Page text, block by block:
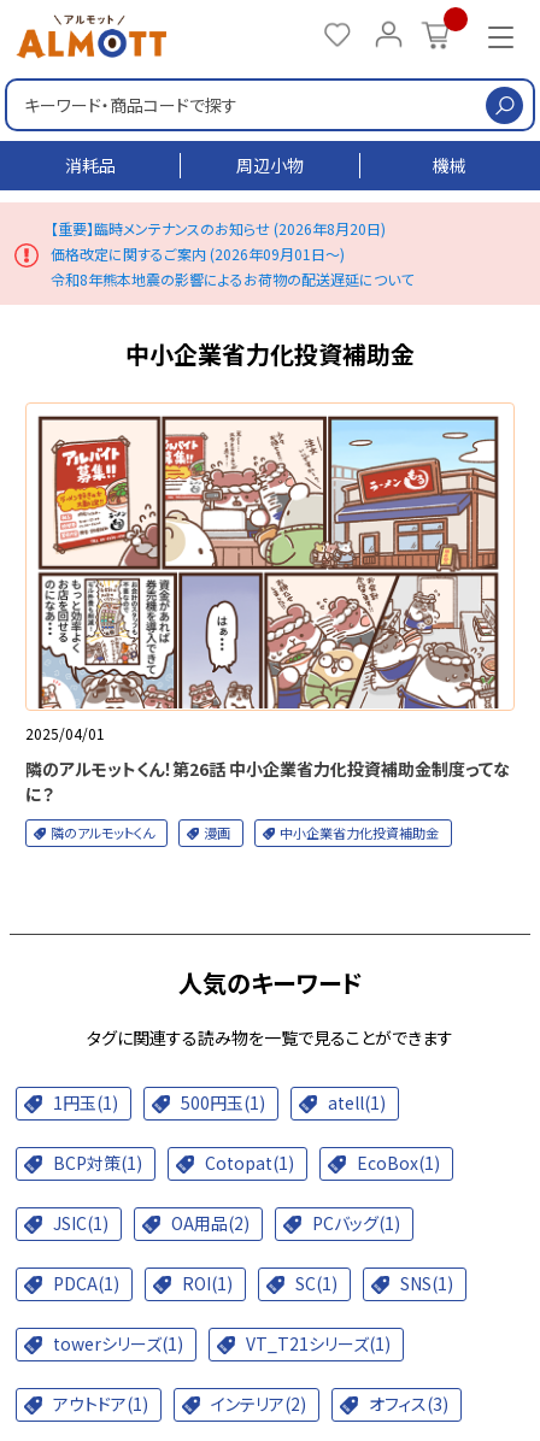
消耗品 周辺小物 機械
【重要】臨時メンテナンスのお知らせ (2026年8月20日)
価格改定に関するご案内 (2026年09月01日～)
令和8年熊本地震の影響によるお荷物の配送遅延について
中小企業省力化投資補助金
2025/04/01
隣のアルモットくん！第26話 中小企業省力化投資補助金制度ってな
に？
隣のアルモットくん 漫画 中小企業省力化投資補助金
人気のキーワード
タグに関連する読み物を一覧で見ることができます
1円玉(1) 500円玉(1) atell(1)
BCP対策(1) Cotopat(1) EcoBox(1)
JSIC(1) OA用品(2) PCバッグ(1)
PDCA(1) ROI(1) SC(1) SNS(1)
towerシリーズ(1) VT_T21シリーズ(1)
アウトドア(1) インテリア(2) オフィス(3)